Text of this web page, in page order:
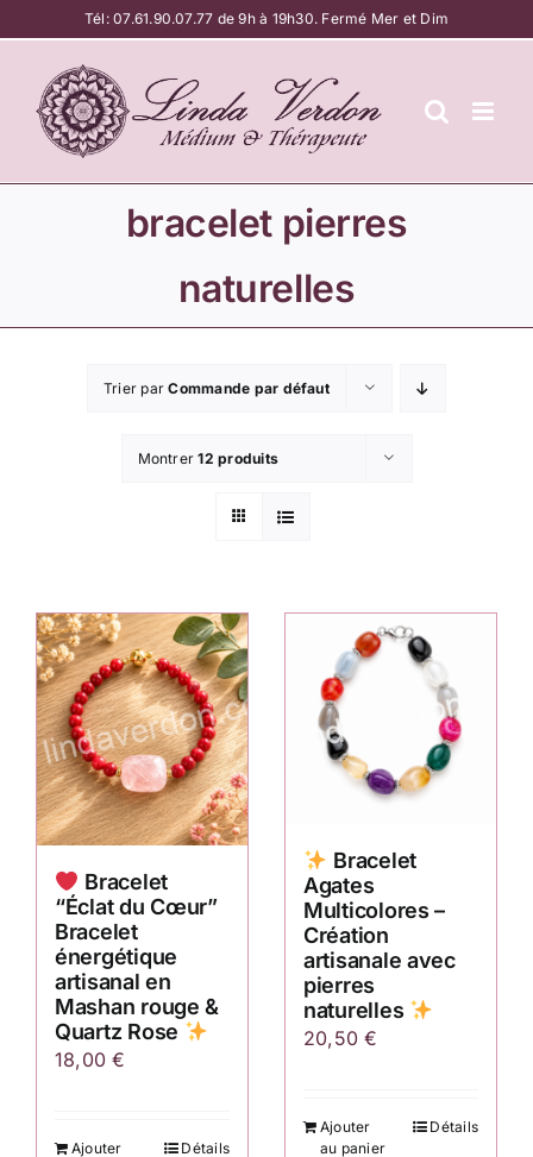
au
contenu
Tél:07.61.90.07.77 de 9h à 19h30. Fermé Mer et Dim
bracelet pierres
naturelles
Trier parCommande par défaut
Montrer12 produits
Bracelet
“Éclat du Cœur”
Bracelet
énergétique
artisanal en
Mashan rouge &
Quartz Rose
18,00€
Ajouter
Détails
Bracelet
Agates
Multicolores –
Création
artisanale avec
pierres
naturelles
20,50€
Ajouter
au panier
Détails